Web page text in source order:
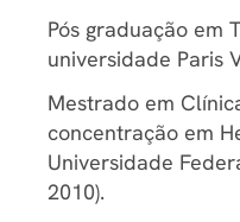
Pós graduação em
universidade Paris
Mestrado em
concentração em
Universidade
2010).